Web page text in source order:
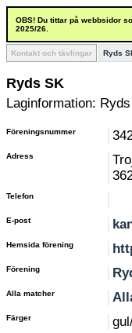
OBS! Du tittar på webbsidor
2025/26.
Kontakt och tävlingar Ryds
Ryds SK
Laginformation:
Föreningsnummer
Adress
Telefon
E-post
Hemsida förening
Förening
Alla matcher
Färger